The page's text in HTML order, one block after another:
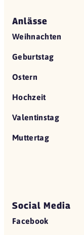
Anlässe
Weihnachten
Geburtstag
Ostern
Hochzeit
Valentinstag
Muttertag
Social Media
Facebook